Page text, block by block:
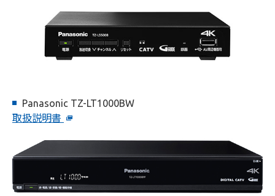
Panasonic TZ-LT1000BW
取扱説明書